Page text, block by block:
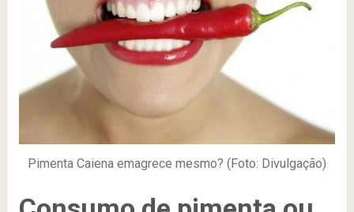
Pimenta Caiena emagrece mesmo? (Foto: Divulgação)